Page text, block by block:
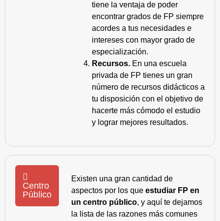
tiene la ventaja de poder
encontrar grados de FP siempre
acordes a tus necesidades e
intereses con mayor grado de
especialización.
Recursos. En una escuela
privada de FP tienes un gran
número de recursos didácticos a
tu disposición con el objetivo de
hacerte más cómodo el estudio
y lograr mejores resultados.
Centro
Público
Existen una gran cantidad de
aspectos por los que estudiar FP en
un centro público, y aquí te dejamos
la lista de las razones más comunes